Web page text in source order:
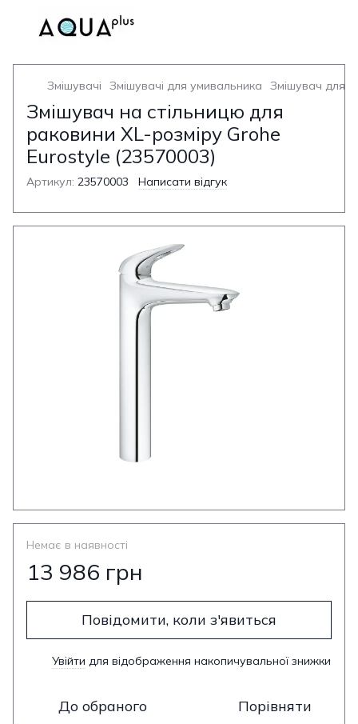
Змішувачі Змішувачі для умивальника Змішувач для
Змішувач на стільницю для
раковини XL-розміру Grohe
Eurostyle (23570003)
Артикул: 23570003 Написати відгук
Немає в наявності
13 986 грн
Повідомити, коли з'явиться
Увійти для відображення накопичувальної знижки
До обраного Порівняти